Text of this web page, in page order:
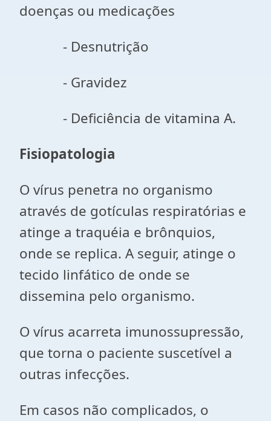
doenças ou medicações
- Desnutrição
- Gravidez
- Deficiência de vitamina A.
Fisiopatologia
O vírus penetra no organismo
através de gotículas respiratórias e
atinge a traquéia e brônquios,
onde se replica. A seguir, atinge o
tecido linfático de onde se
dissemina pelo organismo.
O vírus acarreta imunossupressão,
que torna o paciente suscetível a
outras infecções.
Em casos não complicados, o